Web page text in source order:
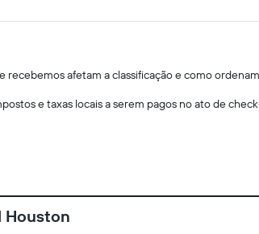
recebemos afetam a classificação e como
e taxas locais a serem pagos no ato de
Houston